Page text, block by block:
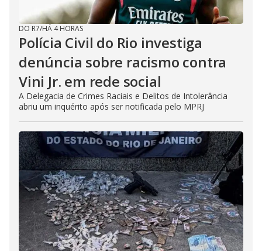
DO R7/HÁ 4 HORAS
Polícia Civil do Rio investiga
denúncia sobre racismo contra
Vini Jr. em rede social
A Delegacia de Crimes Raciais e Delitos de Intolerância
abriu um inquérito após ser notificada pelo MPRJ